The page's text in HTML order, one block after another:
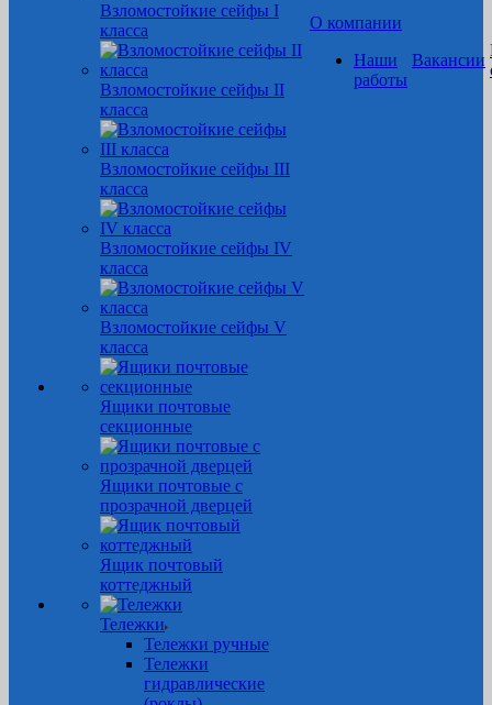
Взломостойкие сейфы I
класса
Взломостойкие сейфы II
класса
Взломостойкие сейфы III
класса
Взломостойкие сейфы IV
класса
Взломостойкие сейфы V
класса
Ящики почтовые
секционные
Ящики почтовые с
прозрачной дверцей
Ящик почтовый
коттеджный
Тележки
Тележки ручные
Тележки
гидравлические
О компании
Наши
работы
Вакансии